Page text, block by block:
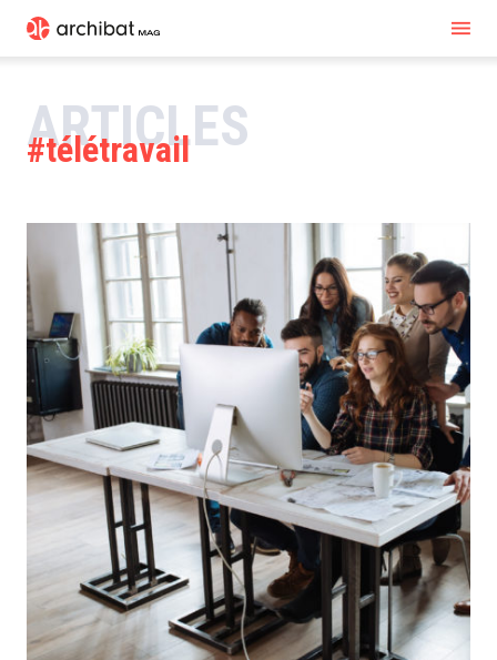
ARTICLES
télétravail